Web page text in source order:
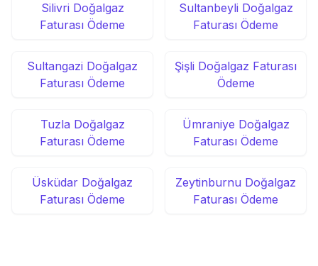
Silivri Doğalgaz
Faturası Ödeme
Sultanbeyli Doğalgaz
Faturası Ödeme
Sultangazi Doğalgaz
Faturası Ödeme
Şişli Doğalgaz Faturası
Ödeme
Tuzla Doğalgaz
Faturası Ödeme
Ümraniye Doğalgaz
Faturası Ödeme
Üsküdar Doğalgaz
Faturası Ödeme
Zeytinburnu Doğalgaz
Faturası Ödeme